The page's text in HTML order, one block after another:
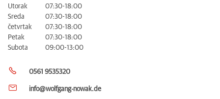
Utorak
07:30-18:00
Sreda
07:30-18:00
četvrtak
07:30-18:00
Petak
07:30-18:00
Subota
09:00-13:00
0561 9535320
info@wolfgang-nowak.de